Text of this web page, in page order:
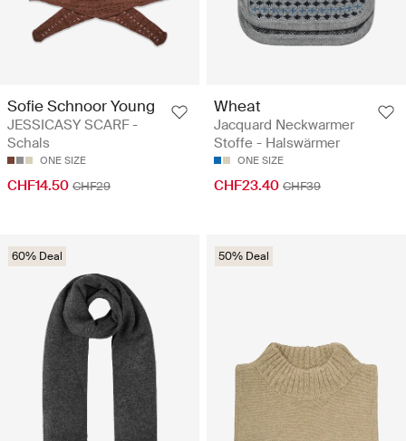
Sofie Schnoor Young
JESSICASY SCARF -
Schals
ONE SIZE
CHF14.50 CHF29
Wheat
Jacquard Neckwarmer
Stoffe - Halswärmer
ONE SIZE
CHF23.40 CHF39
60% Deal 50% Deal